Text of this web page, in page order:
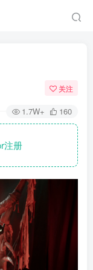
关注
1.7W+ 160
注册